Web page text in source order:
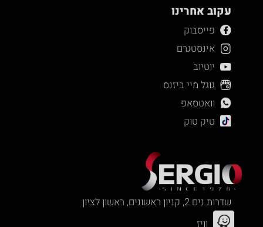
עקוב אחרינו
פייסבוק
אינסטגרם
יוטיוב
גוגל מיי ביזנס
וואטסאפ
טיק טוק
שדרות נים 2, קניון ראשונים, ראשון לציון
וויז